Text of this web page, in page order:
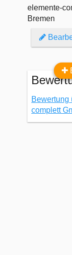
elemente-
Bremen
Bewertung
complett